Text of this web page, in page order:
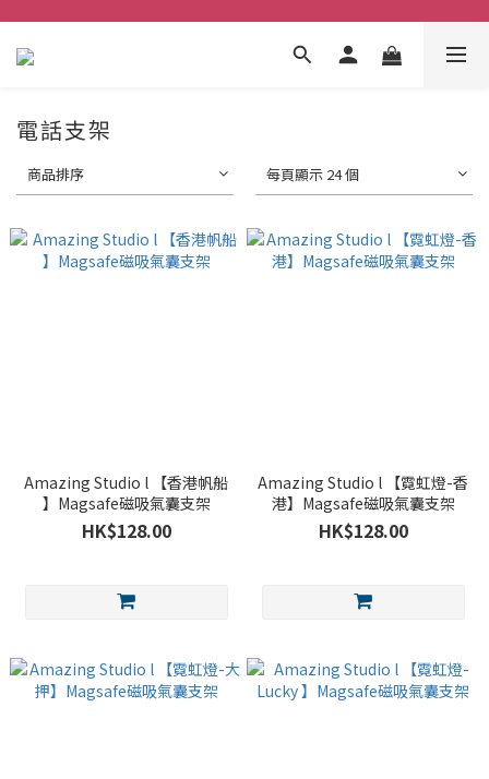
電話支架
商品排序 每頁顯示 24 個
Amazing Studio l 【香港帆船
】Magsafe磁吸氣囊支架
HK$128.00
Amazing Studio l 【霓虹燈-香
港】Magsafe磁吸氣囊支架
HK$128.00